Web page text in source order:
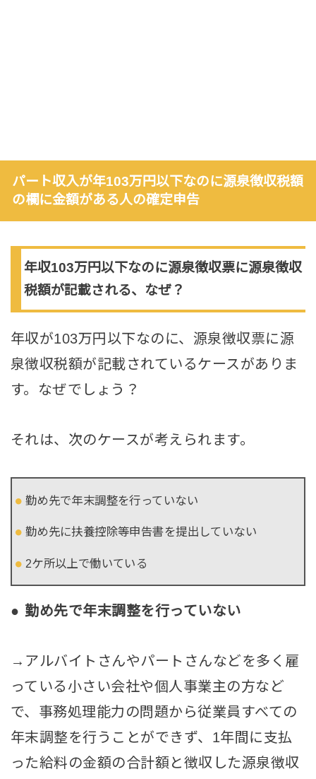
パート収入が年103万円以下なのに源泉徴収税額
の欄に金額がある人の確定申告
年収103万円以下なのに源泉徴収票に源泉徴収
税額が記載される、なぜ？
年収が103万円以下なのに、源泉徴収票に源
泉徴収税額が記載されているケースがありま
す。なぜでしょう？
それは、次のケースが考えられます。
勤め先で年末調整を行っていない
勤め先に扶養控除等申告書を提出していない
2ケ所以上で働いている
● 勤め先で年末調整を行っていない
→アルバイトさんやパートさんなどを多く雇
っている小さい会社や個人事業主の方など
で、事務処理能力の問題から従業員すべての
年末調整を行うことができず、1年間に支払
った給料の金額の合計額と徴収した源泉徴収